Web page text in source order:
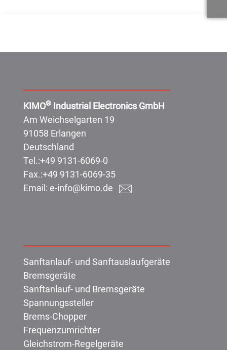
KIMO® Industrial Electronics GmbH
Am Weichselgarten 19
91058 Erlangen
Deutschland
Tel.:+49 9131-6069-0
Fax.:+49 9131-6069-35
Email: e-info@kimo.de
Sanftanlauf- und Sanftauslaufgeräte
Bremsgeräte
Sanftanlauf- und Bremsgeräte
Spannungssteller
Brems-Chopper
Frequenzumrichter
Gleichstrom-Regelgeräte